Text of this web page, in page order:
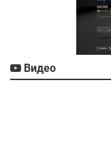
Видео